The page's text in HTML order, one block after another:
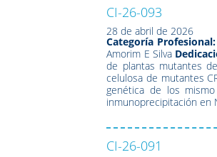
CI-26-093
28 de abril de 2026
Categoría
Amorim E Silva
de plantas mutantes
celulosa de mutantes
genética de los
inmunoprecipitación en
CI-26-091